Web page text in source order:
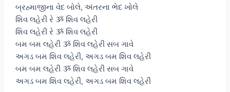
બ્રહ્માજીના વેદ બોલે, અંતરના ભેદ ખોલે
શિવ લહેરી રે ૐ શિવ લહેરી
શિવ લહેરી રે ૐ શિવ લહેરી
બમ બમ લહેરી ૐ શિવ લહેરી સબ ગાવે
અગડ બમ શિવ લહેરી, અગડ બમ શિવ લહેરી
બમ બમ લહેરી ૐ શિવ લહેરી સબ ગાવે
અગડ બમ શિવ લહેરી, અગડ બમ શિવ લહેરી